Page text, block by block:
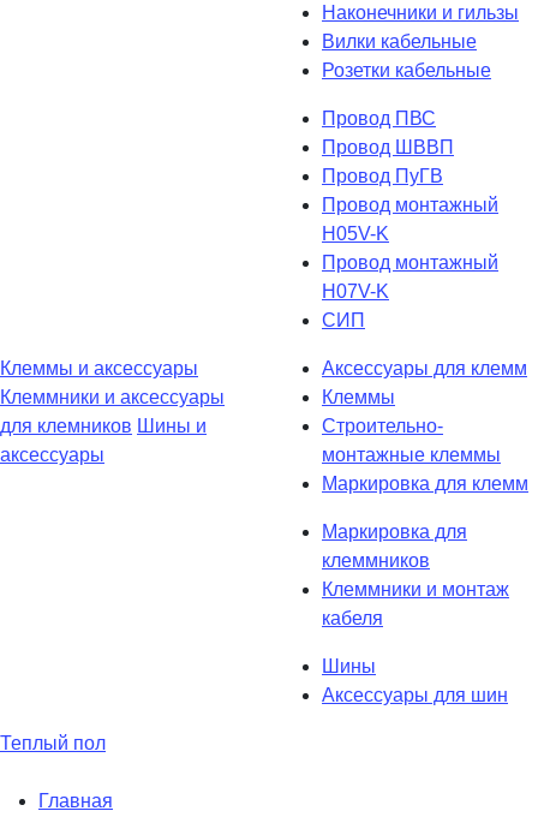
Наконечники и гильзы
Вилки кабельные
Розетки кабельные
Провод ПВС
Провод ШВВП
Провод ПуГВ
Провод монтажный
H05V-K
Провод монтажный
H07V-K
СИП
Клеммы и аксессуары
Клеммники и аксессуары
для клемников Шины и
аксессуары
Аксессуары для клемм
Клеммы
Строительно-
монтажные клеммы
Маркировка для клемм
Маркировка для
клеммников
Клеммники и монтаж
кабеля
Шины
Аксессуары для шин
Теплый пол
Главная